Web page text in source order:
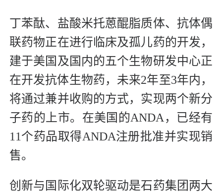
丁苯酞、盐酸米托蒽醌脂质体、抗体偶
联药物正在进行临床及孤儿药的开发，
建于美国及国内的五个生物研发中心正
在开发抗体生物药，未来2年至3年内，
将通过兼并收购的方式，实现两个新分
子药的上市。在美国的ANDA，已经有
11个药品取得ANDA注册批准并实现销
售。
创新与国际化双轮驱动是石药集团两大